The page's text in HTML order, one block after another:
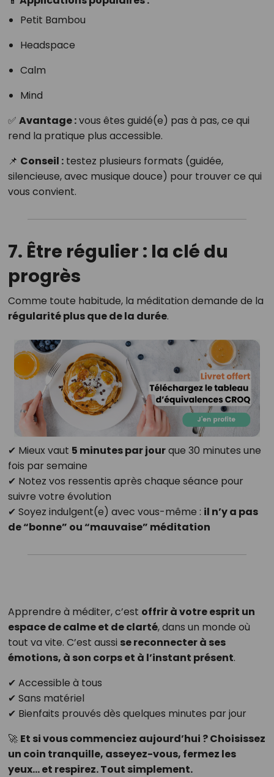
Petit Bambou
Headspace
Calm
Mind
✅ Avantage :vous êtes guidé(e) pas à pas, ce qui
rend la pratique plus accessible.
📌 Conseil :testez plusieurs formats (guidée,
silencieuse, avec musique douce) pour trouver ce qui
vous convient.
7. Être régulier : la clé du
progrès
Comme toute habitude, la méditation demande de la
régularité plus que de la durée.
✔ Mieux vaut 5 minutes par jourque 30 minutes une
fois par semaine
✔ Notez vos ressentis après chaque séance pour
suivre votre évolution
✔ Soyez indulgent(e) avec vous-même : il n’y a pas
de “bonne” ou “mauvaise” méditation
Apprendre à méditer, c’est offrir à votre esprit un
espace de calme et de clarté, dans un monde où
tout va vite. C’est aussi se reconnecter à ses
émotions, à son corps et à l’instant présent.
✔ Accessible à tous
✔ Sans matériel
✔ Bienfaits prouvés dès quelques minutes par jour
🚀 Et si vous commenciez aujourd’hui ? Choisissez
un coin tranquille, asseyez-vous, fermez les
yeux… et respirez. Tout simplement.